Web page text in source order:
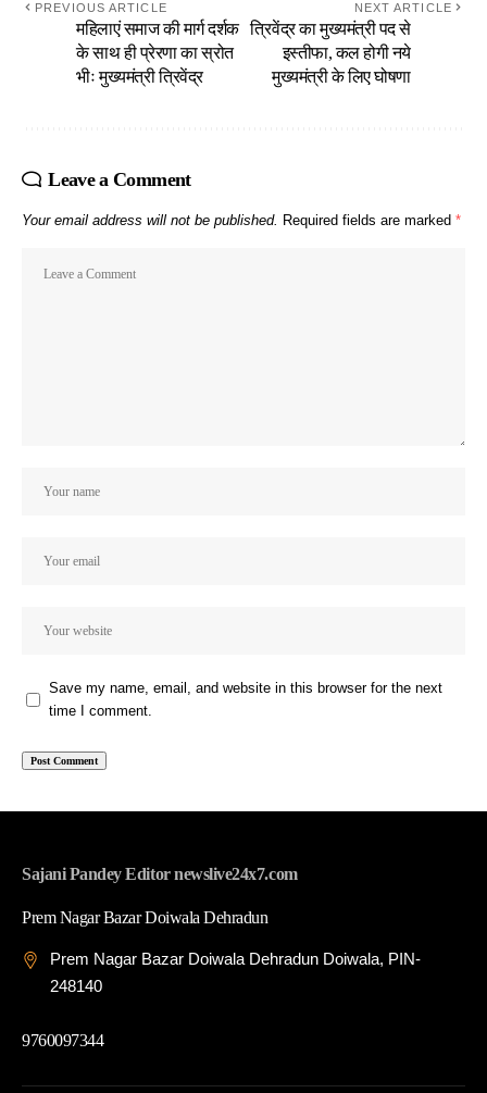
PREVIOUS ARTICLE
महिलाएं समाज की मार्ग दर्शक
के साथ ही प्रेरणा का स्रोत
भीः मुख्यमंत्री त्रिवेंद्र
NEXT ARTICLE
त्रिवेंद्र का मुख्यमंत्री पद से
इस्तीफा, कल होगी नये
मुख्यमंत्री के लिए घोषणा
Leave a Comment
Your email address will not be published. Required fields are marked *
Save my name, email, and website in this browser for the next
time I comment.
Sajani Pandey Editor newslive24x7.com
Prem Nagar Bazar Doiwala Dehradun
Prem Nagar Bazar Doiwala Dehradun Doiwala, PIN-
248140
9760097344